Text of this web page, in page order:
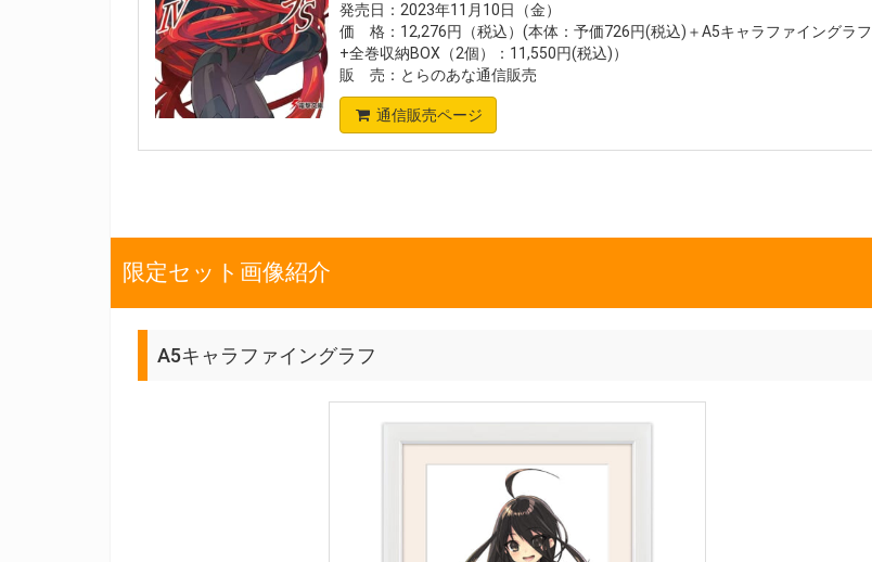
発売日：2023年11月10日（金）
価 格：12,276円（税込）(本体：予価726円(税込)＋A5キャラファイングラフ
+全巻収納BOX（2個）：11,550円(税込)）
販 売：とらのあな通信販売
通信販売ページ
限定セット画像紹介
A5キャラファイングラフ